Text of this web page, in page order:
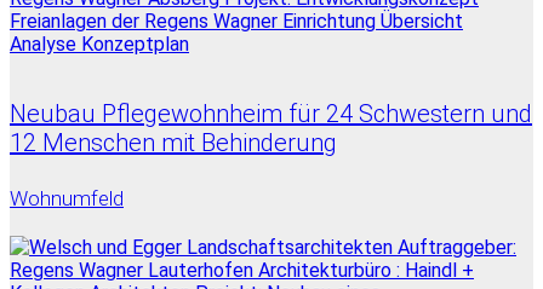
Neubau Pflegewohnheim für 24 Schwestern und
12 Menschen mit Behinderung
Wohnumfeld